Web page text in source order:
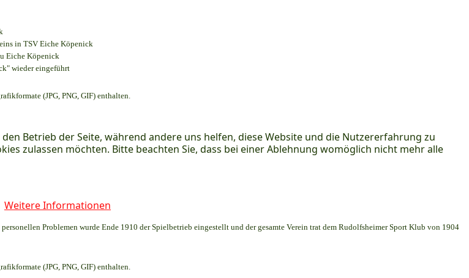
Betrieb der Seite, während andere uns helfen, diese Website und die Nutzererfahrung zu
zulassen möchten. Bitte beachten Sie, dass bei einer Ablehnung womöglich nicht mehr alle
Weitere Informationen
in TSV Eiche Köpenick
Eiche Köpenick
wieder eingeführt
(JPG, PNG, GIF) enthalten.
Problemen wurde Ende 1910 der Spielbetrieb eingestellt und der gesamte Verein trat dem Rudolfsheimer Sport Klub von 1904
(JPG, PNG, GIF) enthalten.